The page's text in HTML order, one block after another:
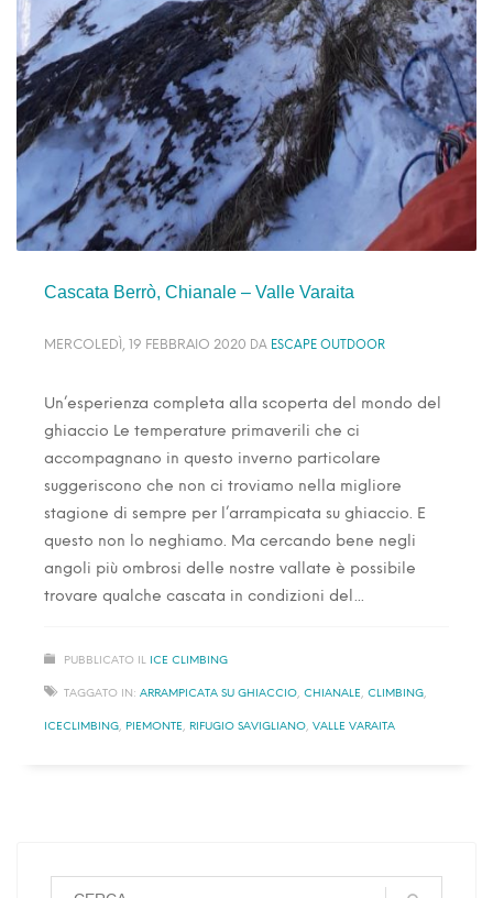
Cascata Berrò, Chianale – Valle Varaita
MERCOLEDÌ, 19 FEBBRAIO 2020 DA ESCAPE OUTDOOR
Un’esperienza completa alla scoperta del mondo del
ghiaccio Le temperature primaverili che ci
accompagnano in questo inverno particolare
suggeriscono che non ci troviamo nella migliore
stagione di sempre per l’arrampicata su ghiaccio. E
questo non lo neghiamo. Ma cercando bene negli
angoli più ombrosi delle nostre vallate è possibile
trovare qualche cascata in condizioni del
PUBBLICATO IL ICE CLIMBING
TAGGATO IN: ARRAMPICATA SU GHIACCIO, CHIANALE, CLIMBING,
ICECLIMBING, PIEMONTE, RIFUGIO SAVIGLIANO, VALLE VARAITA